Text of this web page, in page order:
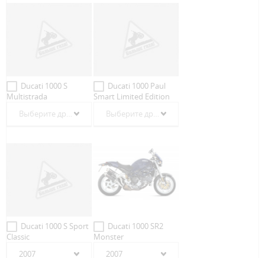
Ducati 1000 S
Multistrada
Выберите другой год
Ducati 1000 Paul
Smart Limited Edition
Выберите другой год
Ducati 1000 S Sport
Classic
2007
Ducati 1000 SR2
Monster
2007